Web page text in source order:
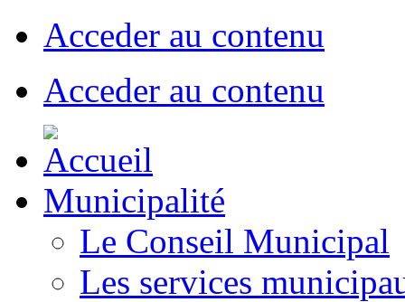
Acceder au contenu
Acceder au contenu
Municipalité
Le Conseil Municipal
Les services